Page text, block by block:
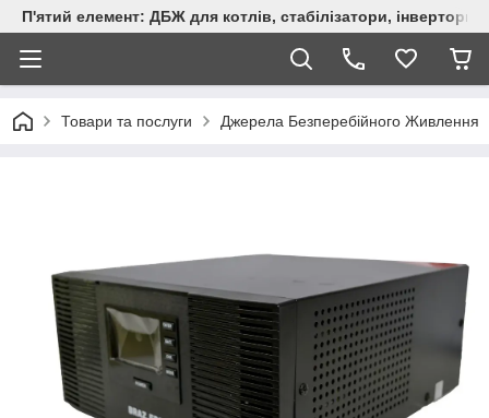
П'ятий елемент: ДБЖ для котлів, стабілізатори, інвертори,
Товари та послуги Джерела Безперебійного Живлення